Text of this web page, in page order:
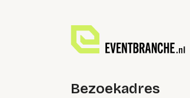
Bezoekadres